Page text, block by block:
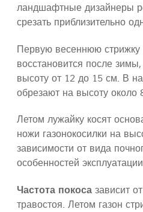
ландшафтные дизайнеры
срезать приблизительно
Первую весеннюю стрижку
восстановится после
высоту от 12 до 15 см. В
обрезают на высоту около
Летом лужайку косят
ножи газонокосилки на
зависимости от вида
особенностей
Частота покоса зависит
травостоя. Летом газон